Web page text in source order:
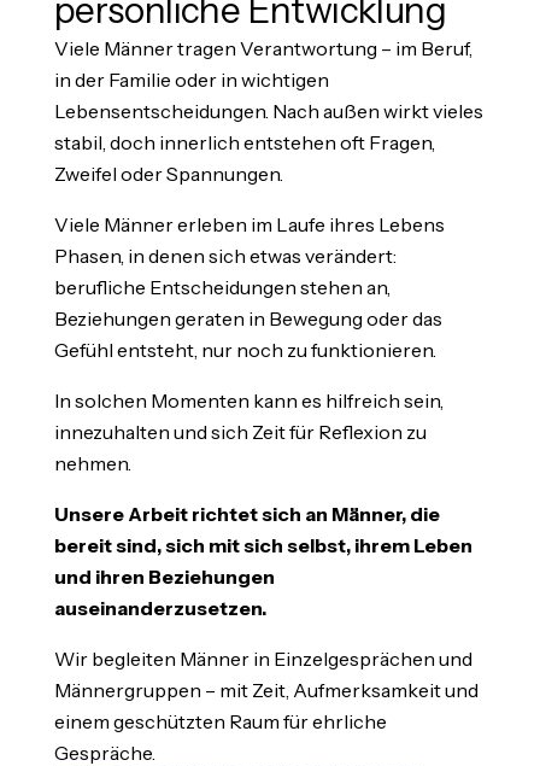
persönliche Entwicklung
Viele Männer tragen Verantwortung – im Beruf,
in der Familie oder in wichtigen
Lebensentscheidungen. Nach außen wirkt vieles
stabil, doch innerlich entstehen oft Fragen,
Zweifel oder Spannungen.
Viele Männer erleben im Laufe ihres Lebens
Phasen, in denen sich etwas verändert:
berufliche Entscheidungen stehen an,
Beziehungen geraten in Bewegung oder das
Gefühl entsteht, nur noch zu funktionieren.
In solchen Momenten kann es hilfreich sein,
innezuhalten und sich Zeit für Reflexion zu
nehmen.
Unsere Arbeit richtet sich an Männer, die
bereit sind, sich mit sich selbst, ihrem Leben
und ihren Beziehungen
auseinanderzusetzen.
Wir begleiten Männer in Einzelgesprächen und
Männergruppen – mit Zeit, Aufmerksamkeit und
einem geschützten Raum für ehrliche
Gespräche.